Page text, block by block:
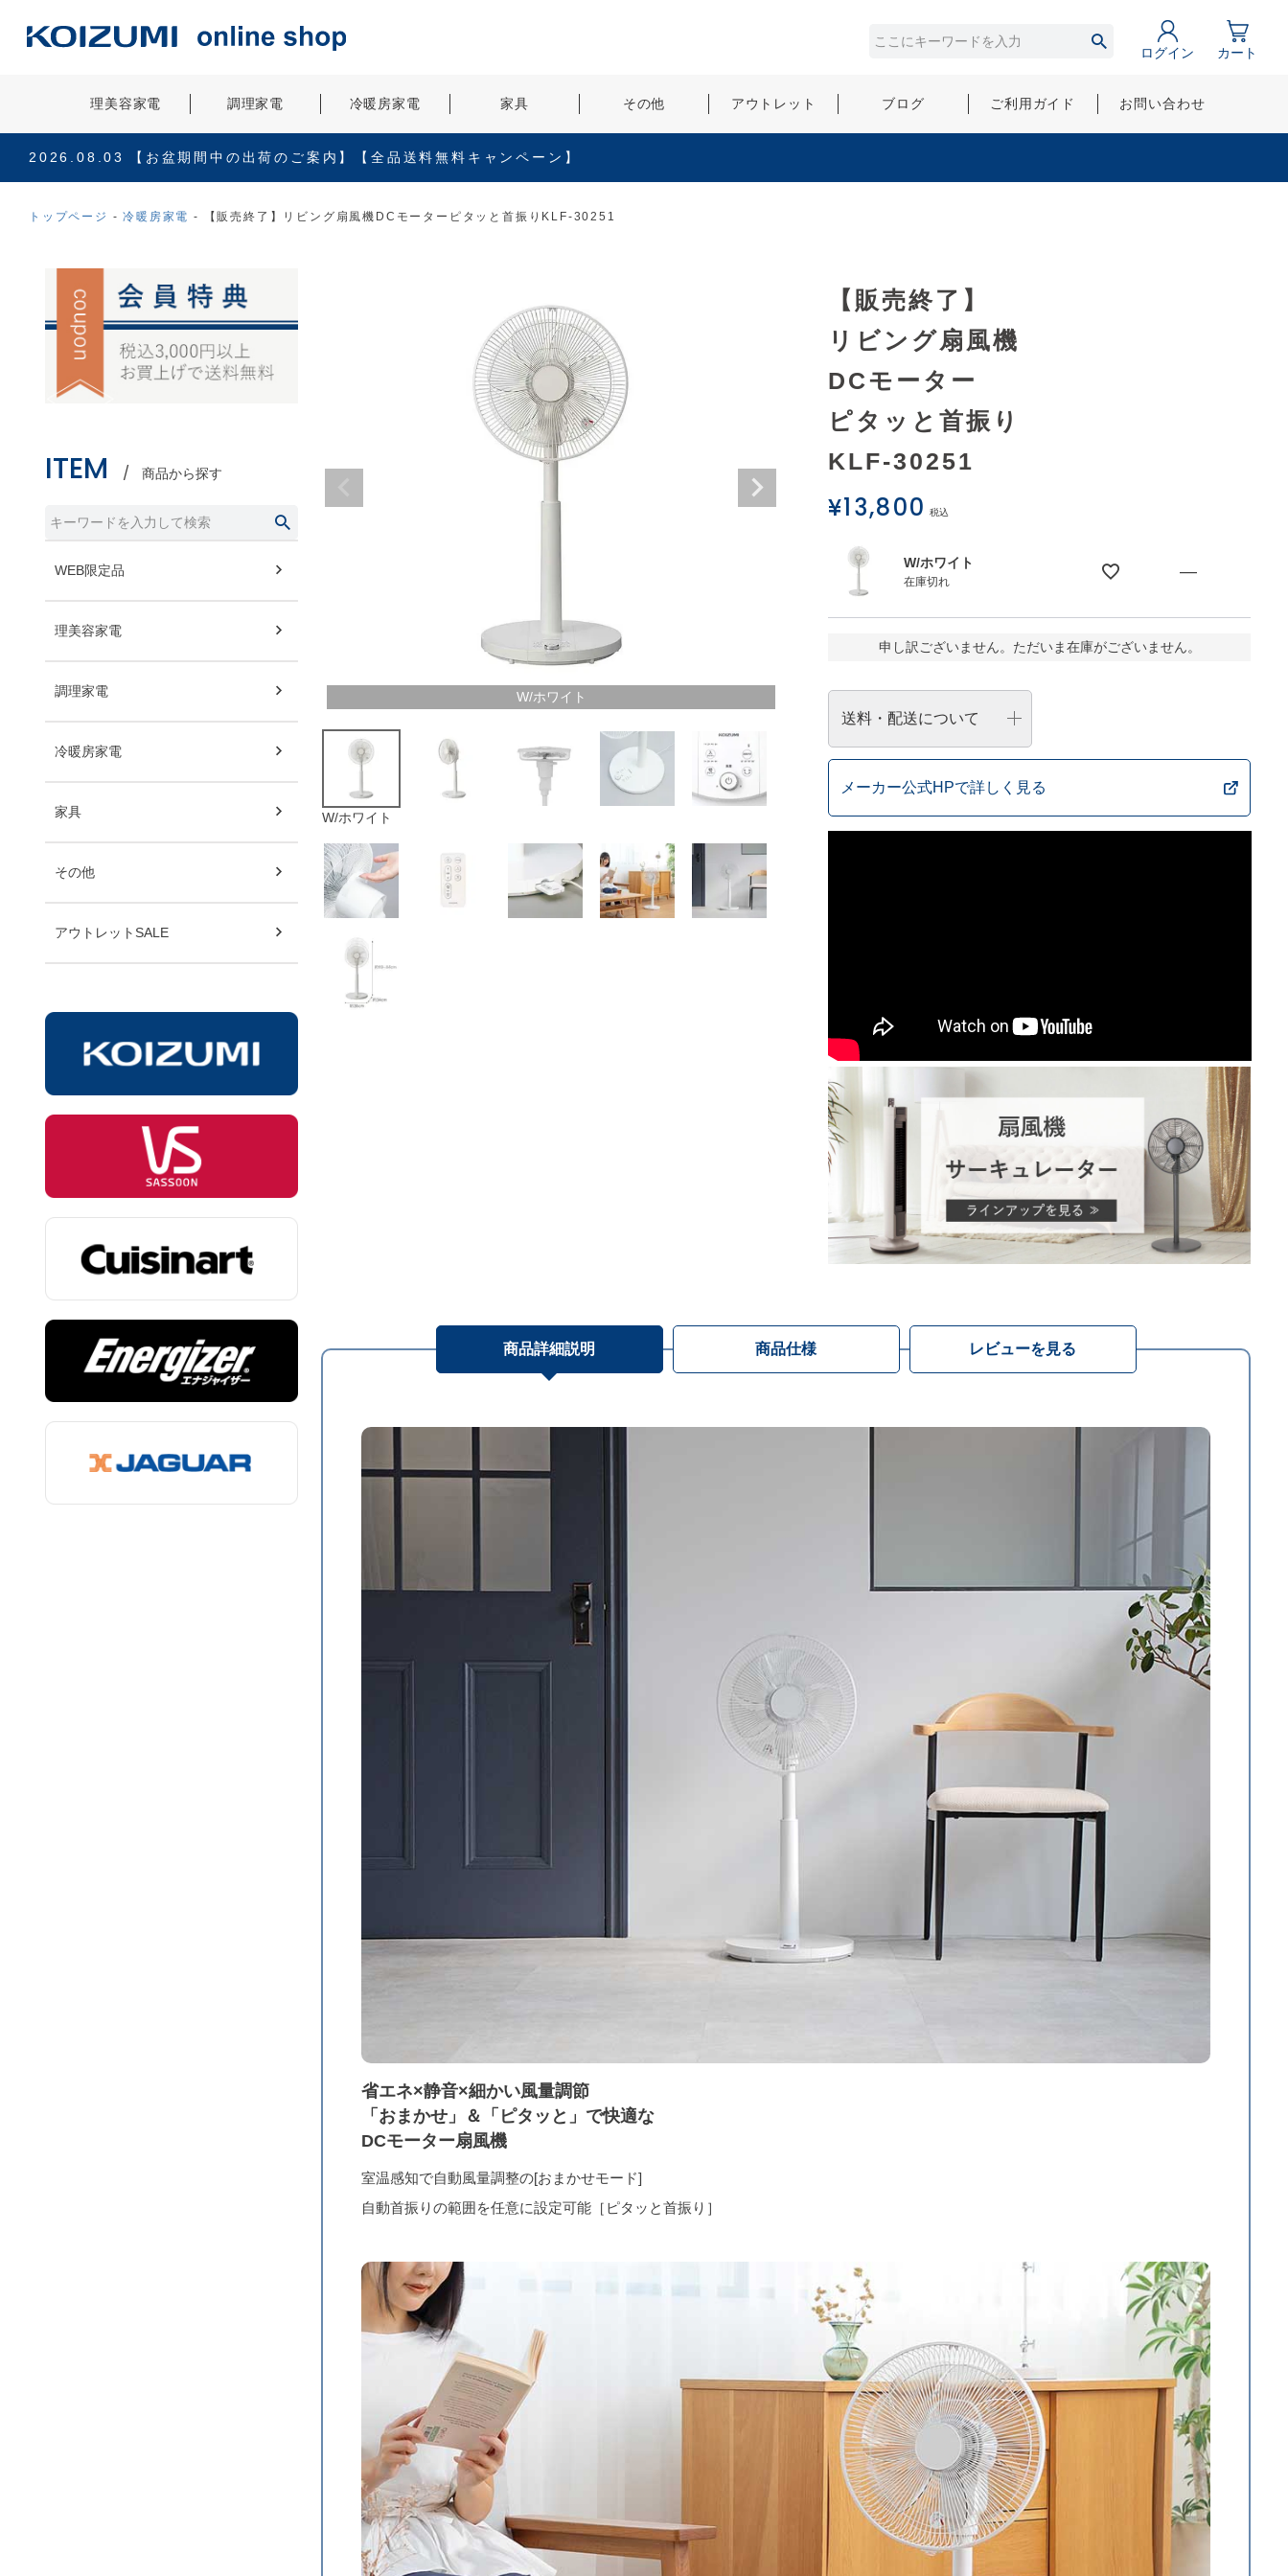
ログイン カート
理美容家電 調理家電 冷暖房家電 家具 その他 アウトレット ブログ ご利用ガイド お問い合わせ
2026.08.03 【お盆期間中の出荷のご案内】【全品送料無料キャンペーン】
トップページ 冷暖房家電 【販売終了】リビング扇風機DCモーターピタッと首振りKLF-30251
ITEM 商品から探す
WEB限定品
理美容家電
調理家電
冷暖房家電
家具
その他
アウトレットSALE
W/ホワイト
W/ホワイト
【販売終了】
リビング扇風機
DCモーター
ピタッと首振り
KLF-30251
¥13,800 税込
W/ホワイト
在庫切れ
—
申し訳ございません。ただいま在庫がございません。
送料・配送について
メーカー公式HPで詳しく見る
商品詳細説明
省エネ×静音×細かい風量調節
「おまかせ」＆「ピタッと」で快適な
DCモーター扇風機
室温感知で自動風量調整の[おまかせモード]
自動首振りの範囲を任意に設定可能［ピタッと首振り］
商品仕様 レビューを見る